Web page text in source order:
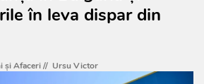
în leva dispar din
și Afaceri// Ursu Victor